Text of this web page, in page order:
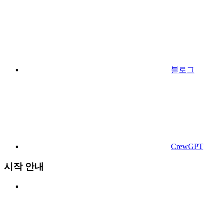
블로그
CrewGPT
시작 안내